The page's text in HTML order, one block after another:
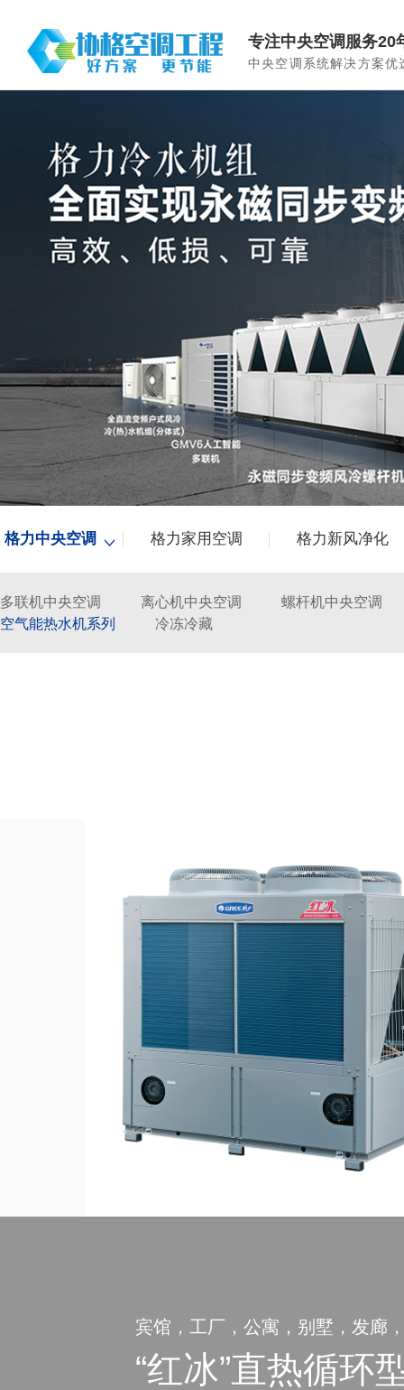
专注中央空调服务20
中央空调系统解决方案优
格力中央空调 格力家用空调 格力新风净化
多联机中央空调 离心机中央空调
螺杆机中央空调
空气能热水机系列
冷冻冷藏
宾馆，工厂，公寓，别墅，发廊
“红冰”直热循环